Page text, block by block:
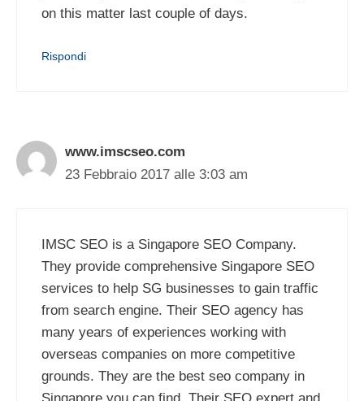
on this matter last couple of days.
Rispondi
www.imscseo.com
23 Febbraio 2017 alle 3:03 am
IMSC SEO is a Singapore SEO Company.
They provide comprehensive Singapore SEO
services to help SG businesses to gain traffic
from search engine. Their SEO agency has
many years of experiences working with
overseas companies on more competitive
grounds. They are the best seo company in
Singapore you can find. Their SEO expert and